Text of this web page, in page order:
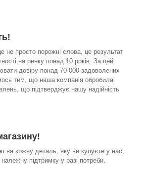
не просто порожні слова, це результат
на ринку понад 10 років. За цей
довіру понад 70 000 задоволених
тим, що наша компанія обробила
що підтверджує нашу надійність
на кожну деталь, яку ви купуєте у нас,
належну підтримку у разі потреби.